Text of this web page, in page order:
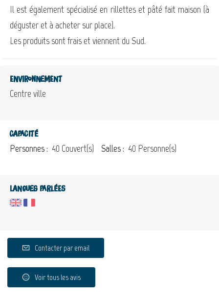
Il est également spécialisé en rillettes et pâté fait maison (à
déguster et à acheter sur place).
Les produits sont frais et viennent du Sud.
Environnement
Centre ville
Capacité
Personnes : 40 Couvert(s) Salles : 40 Personne(s)
Langues parlées
Contacter par email
Voir tous les avis